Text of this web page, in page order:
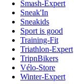
Smash-Expert
Sneak'In
Sneakids
Sport is good
Training-Fit
Triathlon-Expert
TripnBikers
Vélo-Store
Winter-Expert